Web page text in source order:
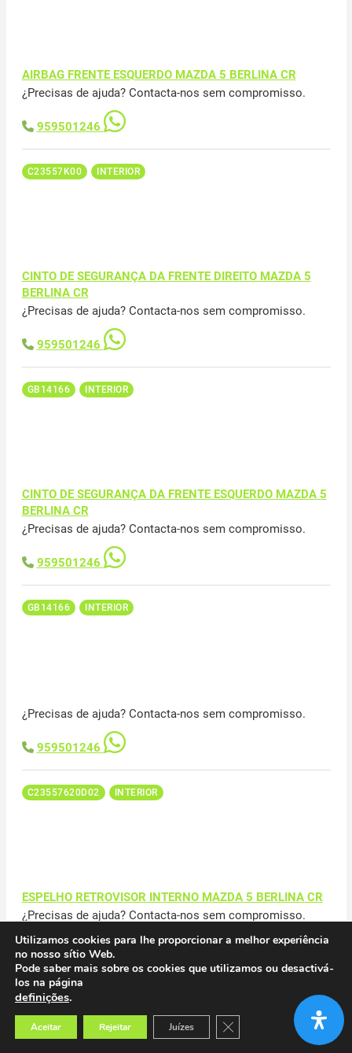
AIRBAG FRENTE ESQUERDO MAZDA 5 BERLINA CR
¿Precisas de ajuda? Contacta-nos sem compromisso.
959501246
C23557K00 INTERIOR
CINTO DE SEGURANÇA DA FRENTE DIREITO MAZDA 5
BERLINA CR
¿Precisas de ajuda? Contacta-nos sem compromisso.
959501246
GB14166 INTERIOR
CINTO DE SEGURANÇA DA FRENTE ESQUERDO MAZDA 5
BERLINA CR
¿Precisas de ajuda? Contacta-nos sem compromisso.
959501246
GB14166 INTERIOR
¿Precisas de ajuda? Contacta-nos sem compromisso.
959501246
C23557620D02 INTERIOR
ESPELHO RETROVISOR INTERNO MAZDA 5 BERLINA CR
¿Precisas de ajuda? Contacta-nos sem compromisso.
959501246
C236691C7
Utilizamos cookies para lhe proporcionar a melhor experiência
no nosso sítio Web.
Pode saber mais sobre os cookies que utilizamos ou desactivá-
los na página
definições.
Aceitar Rejeitar Juízes Close GDPR Cookie Banner